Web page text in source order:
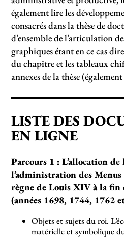
également lire les
consacrés dans la thèse de
d’ensemble de l’articulation
graphiques étant en ce cas
du chapitre et les tableaux
annexes de la thèse
LISTE DES
EN LIGNE
Parcours 1 : L’allocation de
l’administration des
règne de Louis XIV à la fin
(années 1698, 1744, 1762
Objets et sujets du roi.
matérielle et symbolique